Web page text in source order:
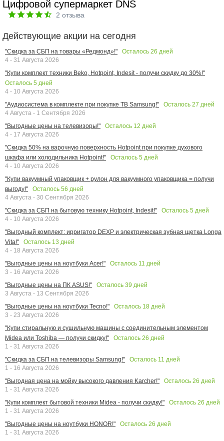
Цифровой супермаркет DNS
2 отзыва
Действующие акции на сегодня
"Скидка за СБП на товары «Редмонд»!" Осталось 26 дней
4 - 31 Августа 2026
"Купи комплект техники Beko, Hotpoint, Indesit - получи скидку до 30%!"
Осталось 5 дней
4 - 10 Августа 2026
"Аудиосистема в комплекте при покупке ТВ Samsung!"
Осталось 27 дней
4 Августа - 1 Сентября 2026
"Выгодные цены на телевизоры!"
Осталось 12 дней
4 - 17 Августа 2026
"Скидка 50% на варочную поверхность Hotpoint при покупке духового
шкафа или холодильника Hotpoint!"
Осталось 5 дней
4 - 10 Августа 2026
"Купи вакуумный упаковщик + рулон для вакуумного упаковщика = получи
выгоду!"
Осталось 56 дней
4 Августа - 30 Сентября 2026
"Скидка за СБП на бытовую технику Hotpoint, Indesit!"
Осталось 5 дней
4 - 10 Августа 2026
"Выгодный комплект: ирригатор DEXP и электрическая зубная щетка Longa
Vita!"
Осталось 13 дней
4 - 18 Августа 2026
"Выгодные цены на ноутбуки Acer!"
Осталось 11 дней
3 - 16 Августа 2026
"Выгодные цены на ПК ASUS!"
Осталось 39 дней
3 Августа - 13 Сентября 2026
"Выгодные цены на ноутбуки Tecno!"
Осталось 18 дней
3 - 23 Августа 2026
"Купи стиральную и сушильную машины с соединительным элементом
Midea или Toshiba — получи скидку!"
Осталось 26 дней
1 - 31 Августа 2026
"Скидка за СБП на телевизоры Samsung!"
Осталось 11 дней
1 - 16 Августа 2026
"Выгодная цена на мойку высокого давления Karcher!"
Осталось 26 дней
1 - 31 Августа 2026
"Купи комплект бытовой техники Midea - получи скидку!"
Осталось 26 дней
1 - 31 Августа 2026
"Выгодные цены на ноутбуки HONOR!"
Осталось 26 дней
1 - 31 Августа 2026